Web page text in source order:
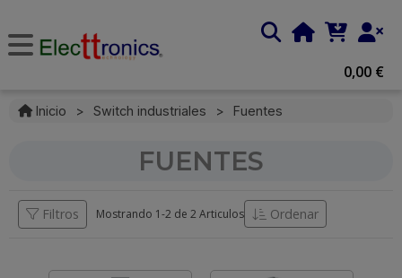
0,00 €
Inicio > Switch industriales > Fuentes
FUENTES
Filtros Mostrando 1-2 de 2 Articulos Ordenar